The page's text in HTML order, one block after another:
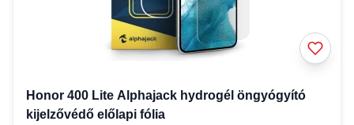
Honor 400 Lite Alphajack hydrogél öngyógyító
kijelzővédő előlapi fólia